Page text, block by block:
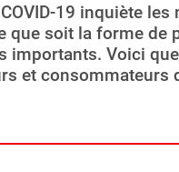
19 inquiète
que soit la forme de
importants. Voici
et consommateurs